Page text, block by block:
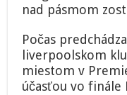
nad pásmom
Počas
liverpoolskom
miestom v
účasťou vo finále